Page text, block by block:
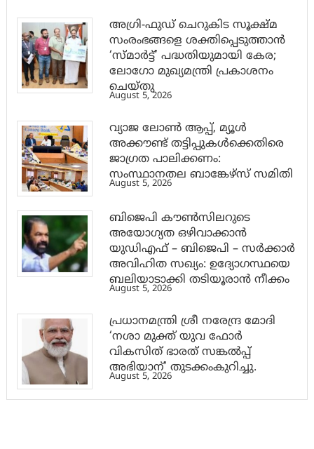
അഗ്രി-ഫുഡ് ചെറുകിട സൂക്ഷ്മ
സംരംഭങ്ങളെ ശക്തിപ്പെടുത്താന്‍
‘സ്മാര്‍ട്ട്’ പദ്ധതിയുമായി കേര;
ലോഗോ മുഖ്യമന്ത്രി പ്രകാശനം
ചെയ്തു
August 5, 2026
വ്യാജ ലോൺ ആപ്പ്, മ്യൂൾ
അക്കൗണ്ട് തട്ടിപ്പുകൾക്കെതിരെ
ജാ​ഗ്രത പാലിക്കണം:
സംസ്ഥാനതല ബാങ്കേഴ്സ് സമിതി
August 5, 2026
ബിജെപി കൗൺസിലറുടെ
അയോഗ്യത ഒഴിവാക്കാൻ
യുഡിഎഫ് – ബിജെപി – സർക്കാർ
അവിഹിത സഖ്യം: ഉദ്യോഗസ്ഥയെ
ബലിയാടാക്കി തടിയൂരാൻ നീക്കം
August 5, 2026
പ്രധാനമന്ത്രി ശ്രീ നരേന്ദ്ര മോദി
‘നശാ മുക്ത് യുവ ഫോർ
വികസിത് ഭാരത് സങ്കൽപ്പ്
അഭിയാന്’ തുടക്കംകുറിച്ചു.
August 5, 2026